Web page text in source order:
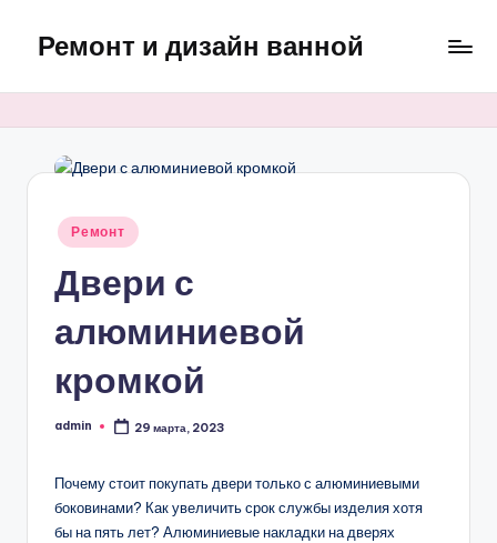
Перейти
содержимому
Ремонт и дизайн ванной
практичные
интерьерные
решения
ванной
Опубликовано
Ремонт
Двери с
алюминиевой
кромкой
Запись
admin 29 марта, 2023
Почему стоит покупать двери только с алюминиевыми
боковинами? Как увеличить срок службы изделия хотя
бы на пять лет? Алюминиевые накладки на дверях